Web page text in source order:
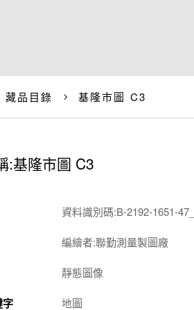
藏品目錄 基隆市圖 C3
:基隆市圖 C3
資料識別碼:B-2192-1651-
編繪者:聯勤測量製圖廠
靜態圖像
字 地圖